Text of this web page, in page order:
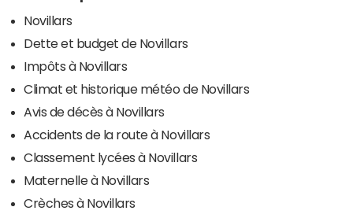
Novillars
Dette et budget de Novillars
Impôts à Novillars
Climat et historique météo de Novillars
Avis de décès à Novillars
Accidents de la route à Novillars
Classement lycées à Novillars
Maternelle à Novillars
Crèches à Novillars